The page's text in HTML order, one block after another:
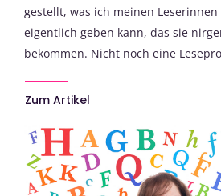
gestellt, was ich meinen Leserinnen
eigentlich geben kann, das sie
bekommen. Nicht noch eine
Zum Artikel